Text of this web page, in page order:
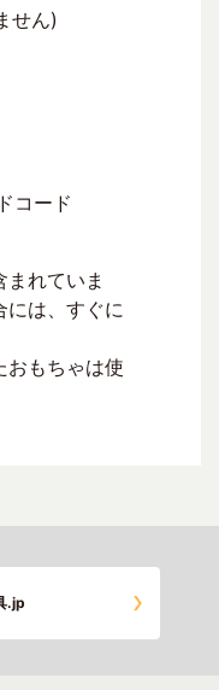
せん)
コード
まれていま
には、すぐに
おもちゃは使
.jp